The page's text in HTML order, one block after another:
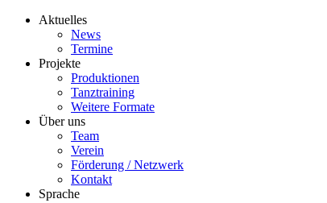
Aktuelles
News
Termine
Projekte
Produktionen
Tanztraining
Weitere Formate
Über uns
Team
Verein
Förderung / Netzwerk
Kontakt
Sprache